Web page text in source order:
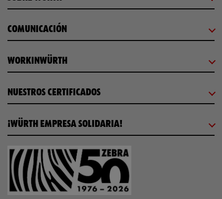
COMUNICACIÓN
WORKINWÜRTH
NUESTROS CERTIFICADOS
¡WÜRTH EMPRESA SOLIDARIA!